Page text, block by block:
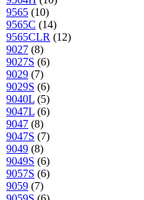
9565 (10)
9565C (14)
9565CLR (12)
9027 (8)
9027S (6)
9029 (7)
9029S (6)
9040L (5)
9047L (6)
9047 (8)
9047S (7)
9049 (8)
9049S (6)
9057S (6)
9059 (7)